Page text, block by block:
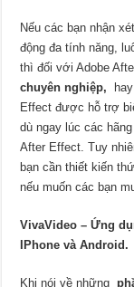
Nếu các bạn nhận
động đa tính năng,
thì đối với Adobe
chuyên nghiệp,
Effect được hỗ trợ
dù ngay lúc các
After Effect. Tuy
bạn cần thiết kiến
nếu muốn các bạn
VivaVideo – Ứng
IPhone và Android.
Khi nói về những